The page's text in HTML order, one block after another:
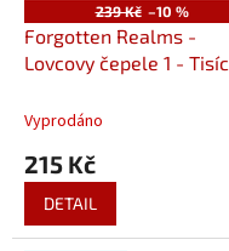
239 Kč –10 %
Forgotten Realms -
Lovcovy čepele 1 - Tisíc
Vyprodáno
215 Kč
DETAIL